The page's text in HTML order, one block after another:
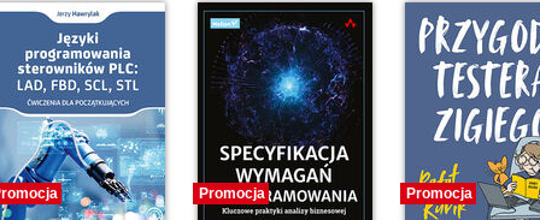
Promocja Promocja